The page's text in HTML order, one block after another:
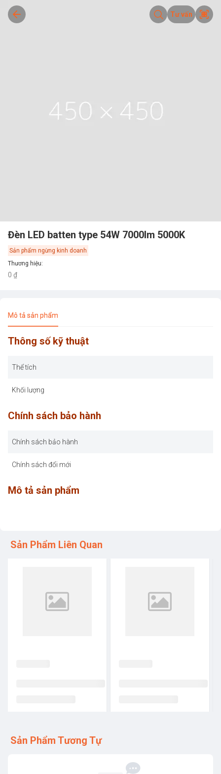
Tư vấn
Đèn LED batten type 54W 7000lm 5000K
Sản phẩm ngừng kinh doanh
Thương hiệu:
0 ₫
Mô tả sản phẩm
Thông số kỹ thuật
Thể tích
Khối lượng
Chính sách bảo hành
Chính sách bảo hành
Chính sách đổi mới
Mô tả sản phẩm
Sản Phẩm Liên Quan
Sản Phẩm Tương Tự